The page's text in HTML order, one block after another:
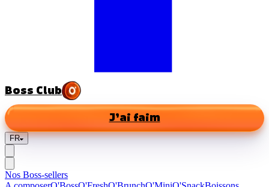
Boss Club
J’ai faim
FR
Nos Boss-sellers